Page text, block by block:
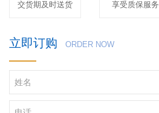
交货期及时送货 享受质保服务
立即订购 ORDER NOW